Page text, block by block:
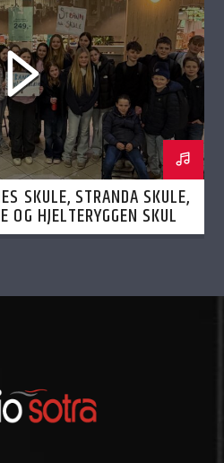
SKULE, STRANDA SKULE,
HJELTERYGGEN SKULE